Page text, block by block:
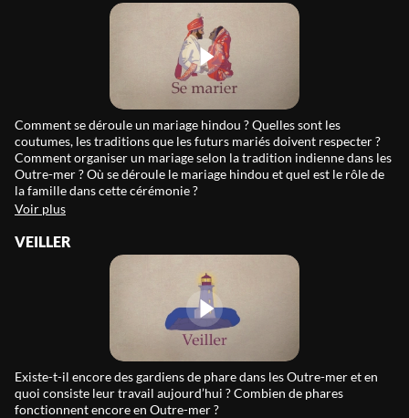
Comment se déroule un mariage hindou ? Quelles sont les
coutumes, les traditions que les futurs mariés doivent respecter ?
Comment organiser un mariage selon la tradition indienne dans les
Outre-mer ? Où se déroule le mariage hindou et quel est le rôle de
la famille dans cette cérémonie ?
Voir plus
VEILLER
Existe-t-il encore des gardiens de phare dans les Outre-mer et en
quoi consiste leur travail aujourd’hui ? Combien de phares
fonctionnent encore en Outre-mer ?